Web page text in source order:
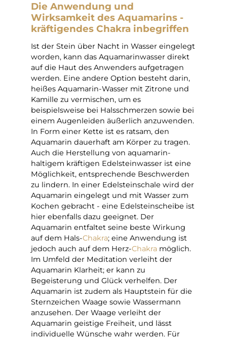
Die Anwendung und
Wirksamkeit des Aquamarins -
kräftigendes Chakra inbegriffen
Ist der Stein über Nacht in Wasser eingelegt
worden, kann das Aquamarinwasser direkt
auf die Haut des Anwenders aufgetragen
werden. Eine andere Option besteht darin,
heißes Aquamarin-Wasser mit Zitrone und
Kamille zu vermischen, um es
beispielsweise bei Halsschmerzen sowie bei
einem Augenleiden äußerlich anzuwenden.
In Form einer Kette ist es ratsam, den
Aquamarin dauerhaft am Körper zu tragen.
Auch die Herstellung von aquamarin-
haltigem kräftigen Edelsteinwasser ist eine
Möglichkeit, entsprechende Beschwerden
zu lindern. In einer Edelsteinschale wird der
Aquamarin eingelegt und mit Wasser zum
Kochen gebracht - eine Edelsteinscheibe ist
hier ebenfalls dazu geeignet. Der
Aquamarin entfaltet seine beste Wirkung
auf dem Hals-Chakra; eine Anwendung ist
jedoch auch auf dem Herz-Chakra möglich.
Im Umfeld der Meditation verleiht der
Aquamarin Klarheit; er kann zu
Begeisterung und Glück verhelfen. Der
Aquamarin ist zudem als Hauptstein für die
Sternzeichen Waage sowie Wassermann
anzusehen. Der Waage verleiht der
Aquamarin geistige Freiheit, und lässt
individuelle Wünsche wahr werden. Für